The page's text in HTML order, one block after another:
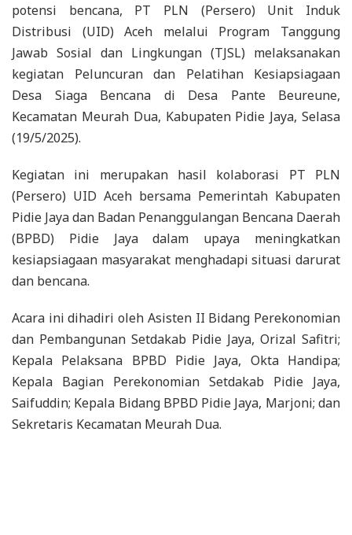
potensi bencana, PT PLN (Persero) Unit Induk
Distribusi (UID) Aceh melalui Program Tanggung
Jawab Sosial dan Lingkungan (TJSL) melaksanakan
kegiatan Peluncuran dan Pelatihan Kesiapsiagaan
Desa Siaga Bencana di Desa Pante Beureune,
Kecamatan Meurah Dua, Kabupaten Pidie Jaya, Selasa
(19/5/2025).
​Kegiatan ini merupakan hasil kolaborasi PT PLN
(Persero) UID Aceh bersama Pemerintah Kabupaten
Pidie Jaya dan Badan Penanggulangan Bencana Daerah
(BPBD) Pidie Jaya dalam upaya meningkatkan
kesiapsiagaan masyarakat menghadapi situasi darurat
dan bencana.
​Acara ini dihadiri oleh Asisten II Bidang Perekonomian
dan Pembangunan Setdakab Pidie Jaya, Orizal Safitri;
Kepala Pelaksana BPBD Pidie Jaya, Okta Handipa;
Kepala Bagian Perekonomian Setdakab Pidie Jaya,
Saifuddin; Kepala Bidang BPBD Pidie Jaya, Marjoni; dan
Sekretaris Kecamatan Meurah Dua.